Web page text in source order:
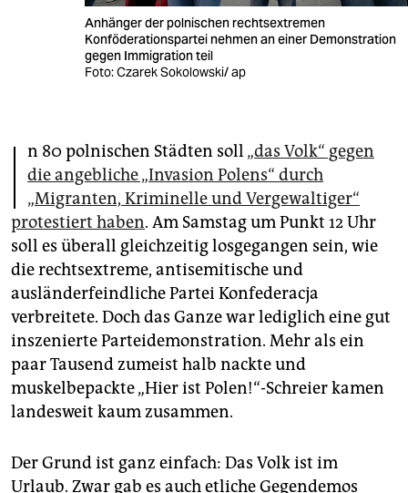
fragen & hilfe
unterstützen
genossenschaft
epaper login
Anhänger der polnischen rechtsextremen
Konföderationspartei nehmen an einer Demonstration
gegen Immigration teil
Foto: Czarek Sokolowski/ ap
I n 80 polnischen Städten soll „das Volk“ gegen
die angebliche „Invasion Polens“ durch
„Migranten, Kriminelle und Vergewaltiger“
protestiert haben. Am Samstag um Punkt 12 Uhr
soll es überall gleichzeitig losgegangen sein, wie
die rechtsextreme, antisemitische und
ausländerfeindliche Partei Konfederacja
verbreitete. Doch das Ganze war lediglich eine gut
inszenierte Parteidemonstration. Mehr als ein
paar Tausend zumeist halb nackte und
muskelbepackte „Hier ist Polen!“-Schreier kamen
landesweit kaum zusammen.
Der Grund ist ganz einfach: Das Volk ist im
Urlaub. Zwar gab es auch etliche Gegendemos